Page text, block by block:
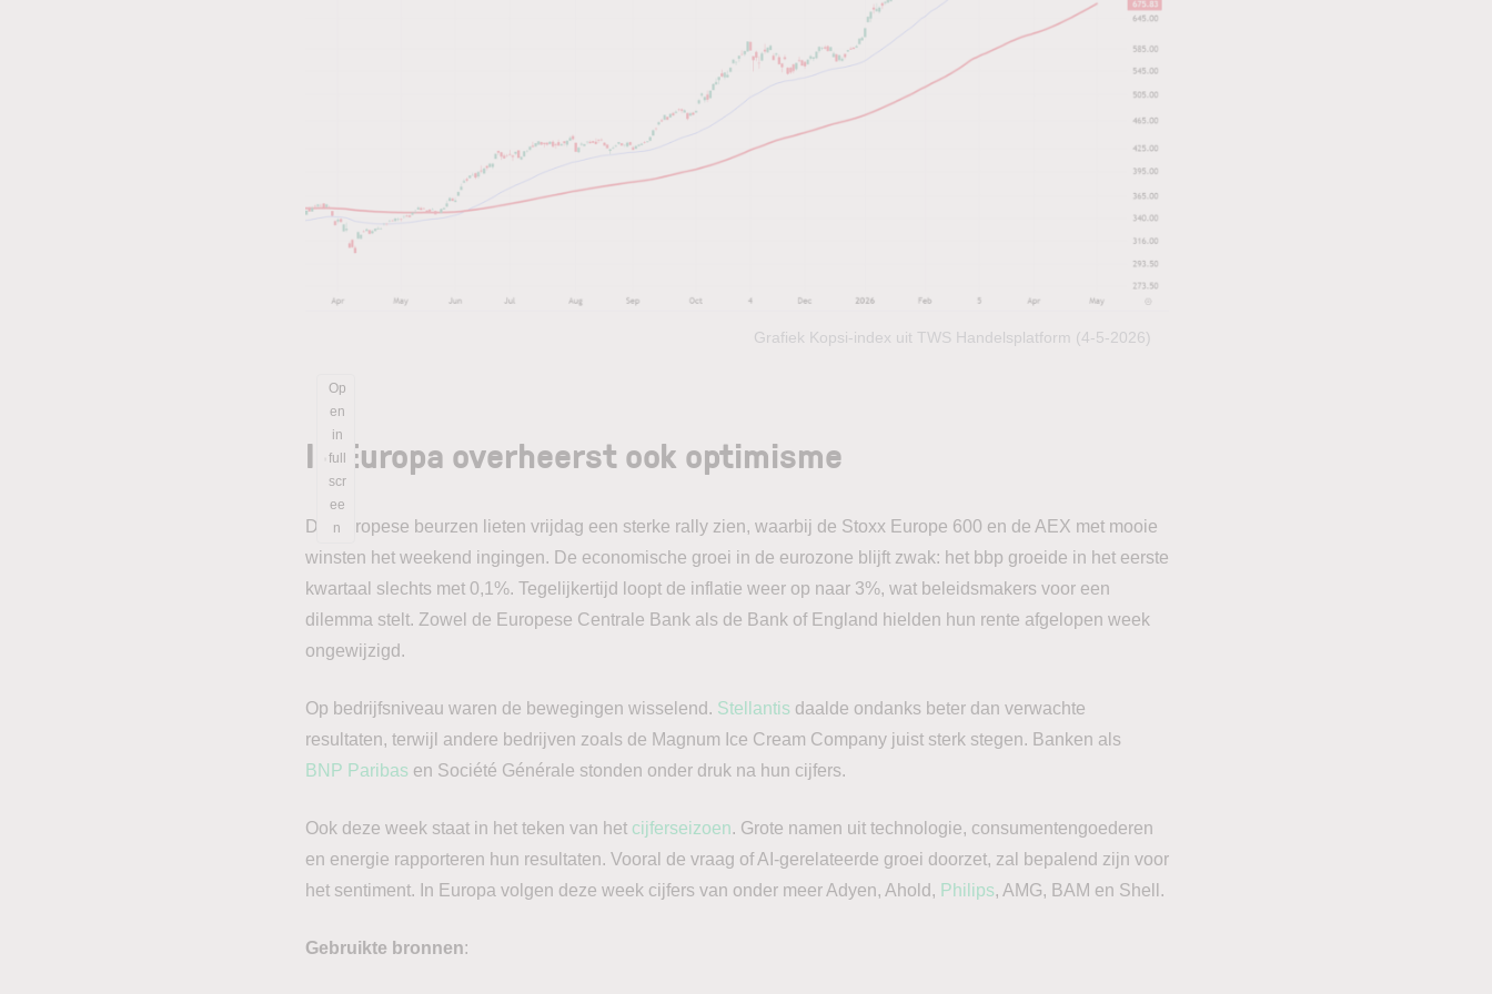
Grafiek Kopsi-index uit TWS Handelsplatform (4-5-2026)
Op
en
in
full
scr
ee
n
In Europa overheerst ook optimisme
De Europese beurzen lieten vrijdag een sterke rally zien, waarbij de Stoxx Europe 600 en de AEX met mooie
winsten het weekend ingingen. De economische groei in de eurozone blijft zwak: het bbp groeide in het eerste
kwartaal slechts met 0,1%. Tegelijkertijd loopt de inflatie weer op naar 3%, wat beleidsmakers voor een
dilemma stelt. Zowel de Europese Centrale Bank als de Bank of England hielden hun rente afgelopen week
ongewijzigd.
Op bedrijfsniveau waren de bewegingen wisselend. Stellantisdaalde ondanks beter dan verwachte
resultaten, terwijl andere bedrijven zoals de Magnum Ice Cream Company juist sterk stegen. Banken als
BNP Paribasen Société Générale stonden onder druk na hun cijfers.
Ook deze week staat in het teken van het cijferseizoen. Grote namen uit technologie, consumentengoederen
en energie rapporteren hun resultaten. Vooral de vraag of AI-gerelateerde groei doorzet, zal bepalend zijn voor
het sentiment. In Europa volgen deze week cijfers van onder meer Adyen, Ahold, Philips, AMG, BAM en Shell.
Gebruikte bronnen: